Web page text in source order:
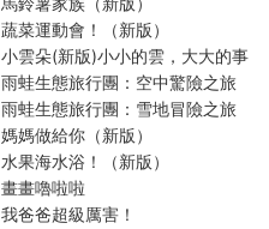
蔬菜運動會！（新版）
小雲朵(新版)小小的雲，大大的事
雨蛙生態旅行團：空中驚險之旅
雨蛙生態旅行團：雪地冒險之旅
媽媽做給你（新版）
水果海水浴！（新版）
畫畫嚕啦啦
我爸爸超級厲害！